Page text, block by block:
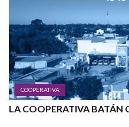
COOPERATIVA
LA COOPERATIVA BATÁN